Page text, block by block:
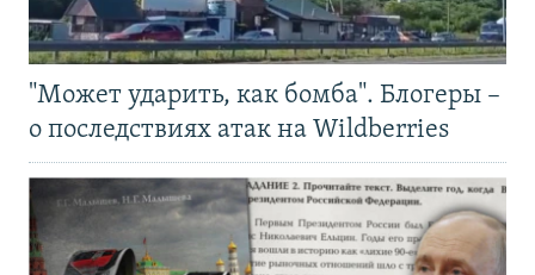
"Может ударить, как бомба". Блогеры –
о последствиях атак на Wildberries